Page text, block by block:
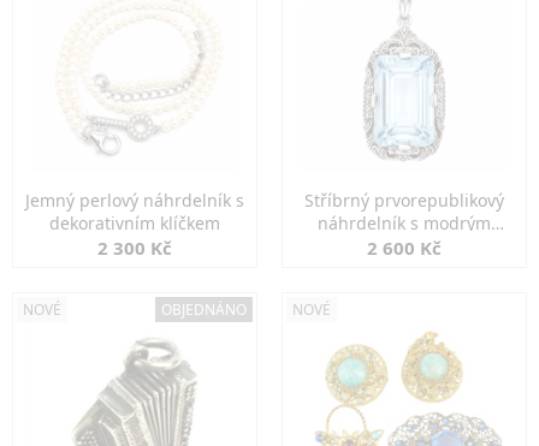
Jemný perlový náhrdelník s
dekorativním klíčkem
2 300 Kč
Stříbrný prvorepublikový
náhrdelník s modrým
spinelem
2 600 Kč
NOVÉ OBJEDNÁNO NOVÉ